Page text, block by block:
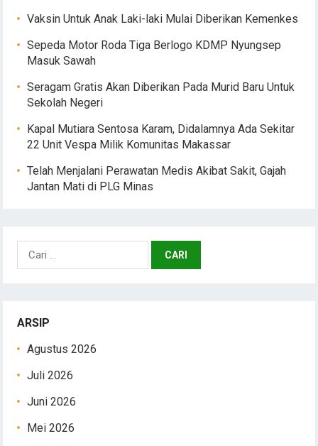
Vaksin Untuk Anak Laki-laki Mulai Diberikan Kemenkes
Sepeda Motor Roda Tiga Berlogo KDMP Nyungsep
Masuk Sawah
Seragam Gratis Akan Diberikan Pada Murid Baru Untuk
Sekolah Negeri
Kapal Mutiara Sentosa Karam, Didalamnya Ada Sekitar
22 Unit Vespa Milik Komunitas Makassar
Telah Menjalani Perawatan Medis Akibat Sakit, Gajah
Jantan Mati di PLG Minas
Cari
untuk:
ARSIP
Agustus 2026
Juli 2026
Juni 2026
Mei 2026